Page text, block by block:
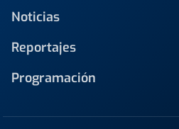
Noticias
Reportajes
Programación